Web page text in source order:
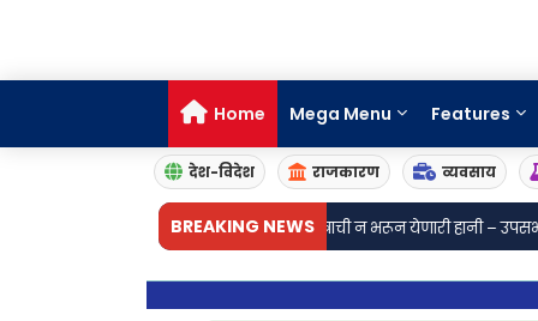
Home Mega Menu Features
देश-विदेश राजकारण व्यवसाय
BREAKING NEWS
यांच्या निधनाने साहित्य क्षेत्राची न भरून येणारी हानी – उपसभापती सचिन